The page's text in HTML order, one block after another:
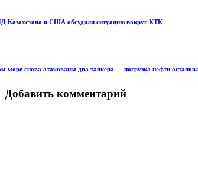
Казахстана и США обсудили ситуацию вокруг КТК
море снова атакованы два танкера — погрузка нефти
Добавить комментарий